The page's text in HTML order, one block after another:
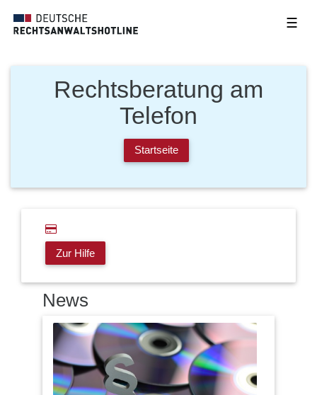
☰
Rechtsberatung am
Telefon
Startseite
Zur Hilfe
News